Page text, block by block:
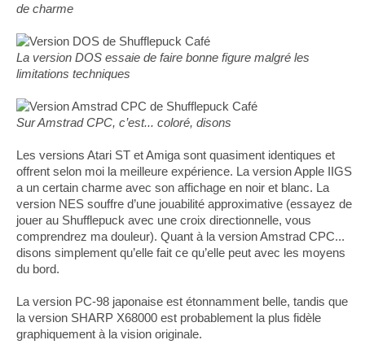
de charme
La version DOS essaie de faire bonne figure malgré les
limitations techniques
Sur Amstrad CPC, c’est... coloré, disons
Les versions Atari ST et Amiga sont quasiment identiques et
offrent selon moi la meilleure expérience. La version Apple IIGS
a un certain charme avec son affichage en noir et blanc. La
version NES souffre d’une jouabilité approximative (essayez de
jouer au Shufflepuck avec une croix directionnelle, vous
comprendrez ma douleur). Quant à la version Amstrad CPC...
disons simplement qu’elle fait ce qu’elle peut avec les moyens
du bord.
La version PC-98 japonaise est étonnamment belle, tandis que
la version SHARP X68000 est probablement la plus fidèle
graphiquement à la vision originale.